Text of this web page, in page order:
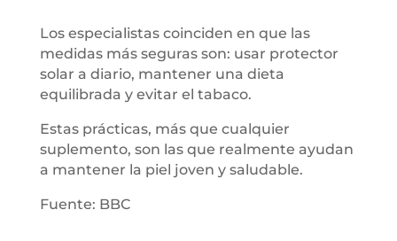
Los especialistas coinciden en que las
medidas más seguras son: usar protector
solar a diario, mantener una dieta
equilibrada y evitar el tabaco.
Estas prácticas, más que cualquier
suplemento, son las que realmente ayudan
a mantener la piel joven y saludable.
Fuente: BBC